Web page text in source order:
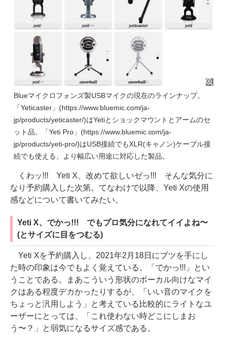
Blueマイクロフォンズ製USBマイクの現在のラインナップ。
「Yeticaster」(https://www.bluemic.com/ja-
jp/products/yeticaster/)はYetiとショックマウントとアームのセ
ット品。「Yeti Pro」(https://www.bluemic.com/ja-
jp/products/yeti-pro/)はUSB接続でもXLR(キャノン)ケーブル接
続でも使える、より幅広い用途に対応した製品。
くわッ!!! Yeti X、改めて欲しいゼっ!!! そんな気分に
なり予約購入した次第。てなわけで以降、Yeti Xの使用
感などについて書いてみたい。
Yeti X、でかっ!!! でもプロ気分になれてイイよね〜
(とサイズに目をつむる)
Yeti Xを予約購入し、2021年2月18日にブツを手にし
た時の印象は今でもよく覚えている。「でかっ!!!」とい
うことである。まあこういう形状のボーカル向けなマイ
クはある程度デカかったりするが、「いい音のマイクを
ちょっと汎用しよう」と考えている比較的にライトなユ
ーザーにとっては、「これ使わない時どこにしまお
う〜？」と弱気になるサイズ感である。